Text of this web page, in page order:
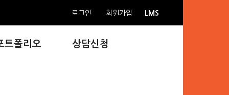
트폴리오 상담신청
로그인 회원가입 LMS